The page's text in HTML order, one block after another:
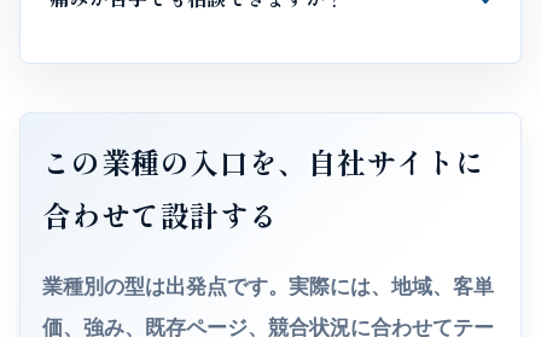
この業種の入口を、自社サイトに
合わせて設計する
業種別の型は出発点です。実際には、地域、客単
価、強み、既存ページ、競合状況に合わせてテー